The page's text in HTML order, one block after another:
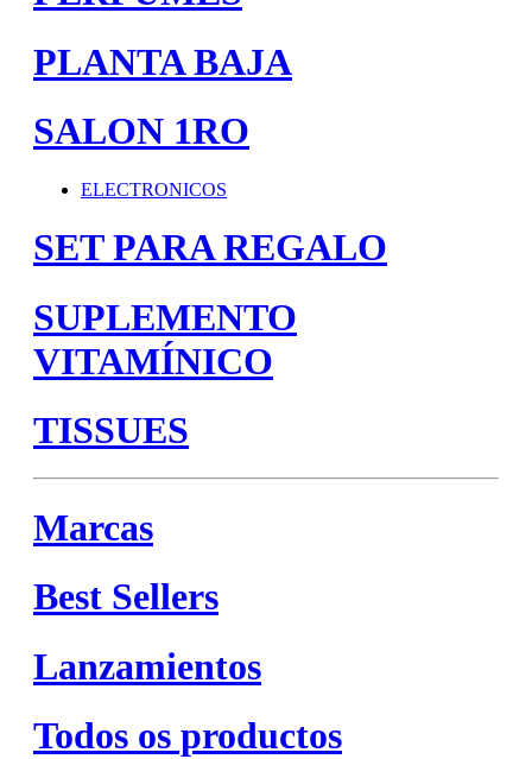
PLANTA BAJA
SALON 1RO
ELECTRONICOS
SET PARA REGALO
SUPLEMENTO
VITAMÍNICO
TISSUES
Marcas
Best Sellers
Lanzamientos
Todos os productos